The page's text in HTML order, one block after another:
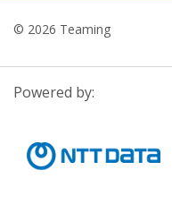
© 2026 Teaming
Powered by: